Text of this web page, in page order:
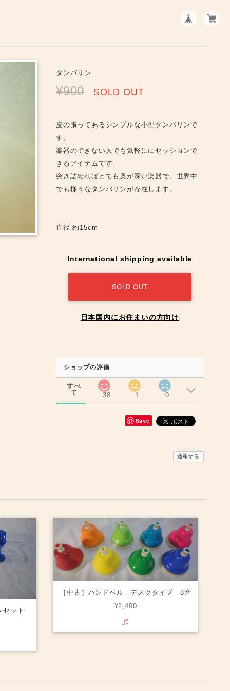
タンバリン
¥900 SOLD OUT
皮の張ってあるシンプルな小型タンバリンで
す。
楽器のできない人でも気軽ににセッションで
きるアイテムです。
突き詰めればとても奥が深い楽器で、世界中
でも様々なタンバリンが存在します。
直径 約15cm
International shipping available
SOLD OUT
日本国内にお住まいの方向け
ショップの評価
すべ
て
38 1 0
Save
通報する
セット
［中古］ハンドベル デスクタイプ 8音
¥2,400